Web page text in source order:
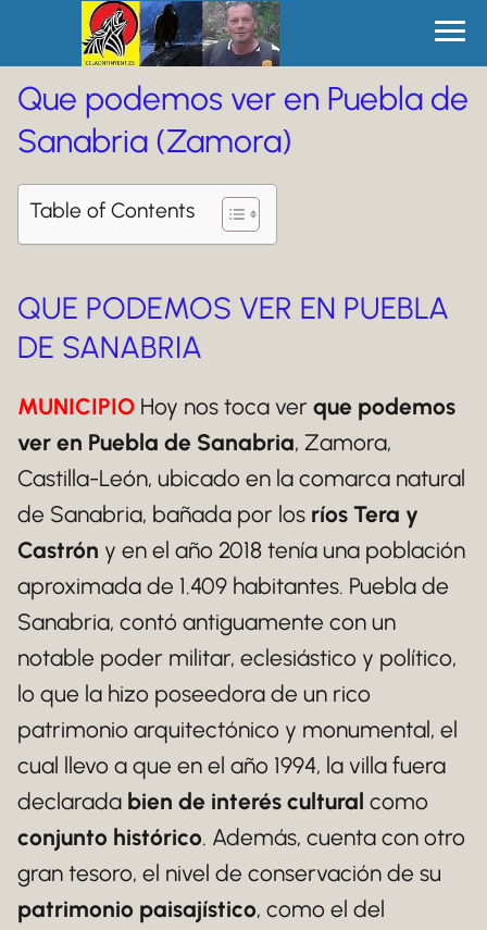
Que podemos ver en Puebla de
Sanabria (Zamora)
Table of Contents
QUE PODEMOS VER EN PUEBLA
DE SANABRIA
MUNICIPIO Hoy nos toca ver que podemos
ver en Puebla de Sanabria, Zamora,
Castilla-León, ubicado en la comarca natural
de Sanabria, bañada por los ríos Tera y
Castrón y en el año 2018 tenía una población
aproximada de 1.409 habitantes. Puebla de
Sanabria, contó antiguamente con un
notable poder militar, eclesiástico y político,
lo que la hizo poseedora de un rico
patrimonio arquitectónico y monumental, el
cual llevo a que en el año 1994, la villa fuera
declarada bien de interés cultural como
conjunto histórico. Además, cuenta con otro
gran tesoro, el nivel de conservación de su
patrimonio paisajístico, como el del